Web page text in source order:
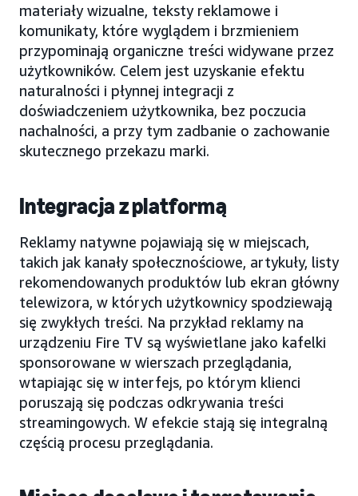
materiały wizualne, teksty reklamowe i
komunikaty, które wyglądem i brzmieniem
przypominają organiczne treści widywane przez
użytkowników. Celem jest uzyskanie efektu
naturalności i płynnej integracji z
doświadczeniem użytkownika, bez poczucia
nachalności, a przy tym zadbanie o zachowanie
skutecznego przekazu marki.
Integracja z platformą
Reklamy natywne pojawiają się w miejscach,
takich jak kanały społecznościowe, artykuły, listy
rekomendowanych produktów lub ekran główny
telewizora, w których użytkownicy spodziewają
się zwykłych treści. Na przykład reklamy na
urządzeniu Fire TV są wyświetlane jako kafelki
sponsorowane w wierszach przeglądania,
wtapiając się w interfejs, po którym klienci
poruszają się podczas odkrywania treści
streamingowych. W efekcie stają się integralną
częścią procesu przeglądania.